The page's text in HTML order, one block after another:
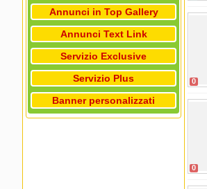
Annunci in Top Gallery
Annunci Text Link
Servizio Exclusive
Servizio Plus
Banner personalizzati
0
0